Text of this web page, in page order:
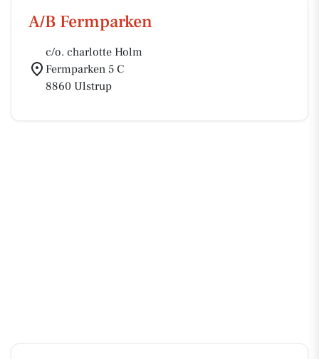
A/B Fermparken
c/o. charlotte Holm
Fermparken 5 C
8860 Ulstrup